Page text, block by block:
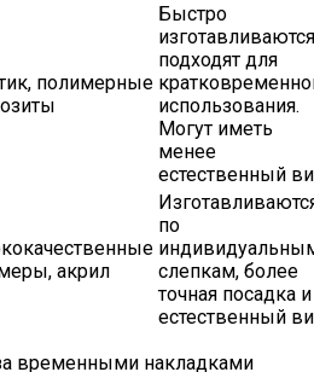
полимерные
Быстро
подходят для
использования.
Могут иметь
менее
естественный
акрил
по
слепкам, более
точная посадка и
естественный
временными накладками